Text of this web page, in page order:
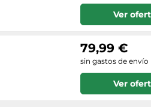
Ver
79,99 €
sin gastos de envío
Ver